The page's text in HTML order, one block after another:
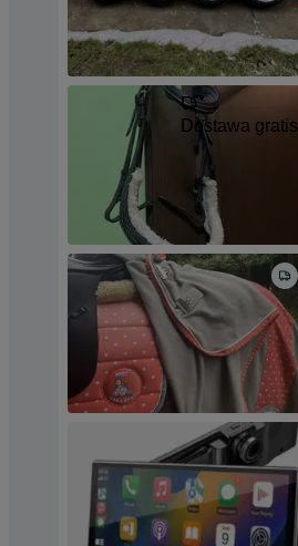
Dostawa gratis